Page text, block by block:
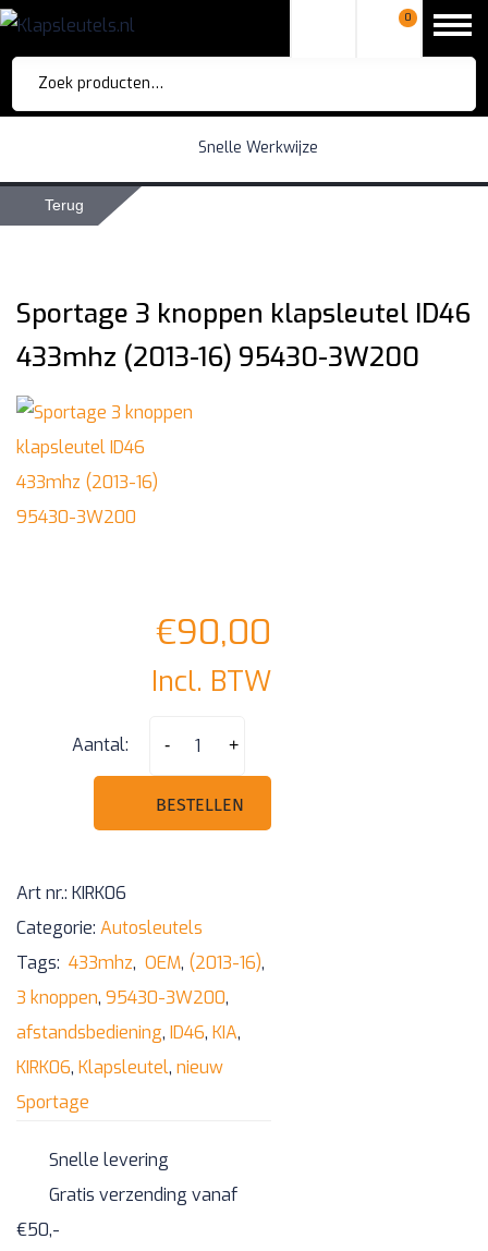
0
Zoeken
naar:
Snelle Werkwijze
Terug
Sportage 3 knoppen klapsleutel ID46
433mhz (2013-16) 95430-3W200
€90,00
Incl. BTW
Aantal: -
knoppen
klapsleutel
(2013-
16)
95430-
3W200
aantal
+
BESTELLEN
Art nr.: KIRK06
Categorie: Autosleutels
Tags: 433mhz, OEM, (2013-16),
3 knoppen, 95430-3W200,
afstandsbediening, ID46, KIA,
KIRK06, Klapsleutel, nieuw
Sportage
Snelle levering
Gratis verzending vanaf
€50,-